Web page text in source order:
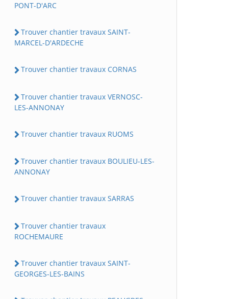
PONT-D'ARC
Trouver chantier travaux SAINT-
MARCEL-D'ARDECHE
Trouver chantier travaux CORNAS
Trouver chantier travaux VERNOSC-
LES-ANNONAY
Trouver chantier travaux RUOMS
Trouver chantier travaux BOULIEU-LES-
ANNONAY
Trouver chantier travaux SARRAS
Trouver chantier travaux
ROCHEMAURE
Trouver chantier travaux SAINT-
GEORGES-LES-BAINS